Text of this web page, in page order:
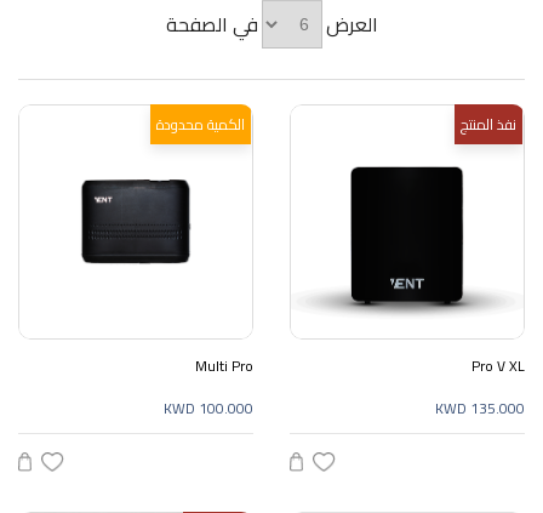
العرض في الصفحة
نفذ المنتج
Pro V XL
KWD 135.000
الكمية محدودة
Multi Pro
KWD 100.000